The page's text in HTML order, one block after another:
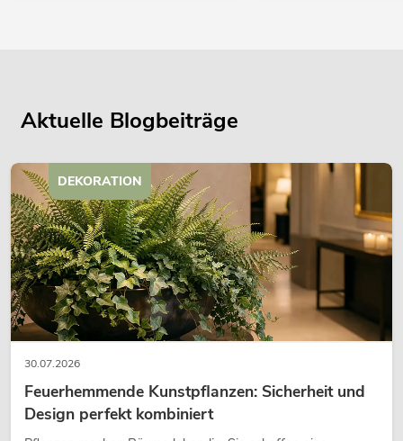
Aktuelle Blogbeiträge
30.07.2026
Feuerhemmende Kunstpflanzen: Sicherheit und
Design perfekt kombiniert
DEKORATION